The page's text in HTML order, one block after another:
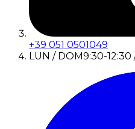
+39 051 0501049
LUN / DOM9:30-12:30